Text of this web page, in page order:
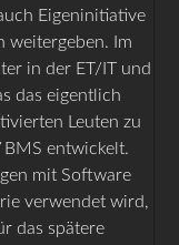
Eigeninitiative
weitergeben. Im
in der ET/IT und
das eigentlich
Leuten zu
BMS entwickelt.
mit Software
verwendet wird,
das spätere